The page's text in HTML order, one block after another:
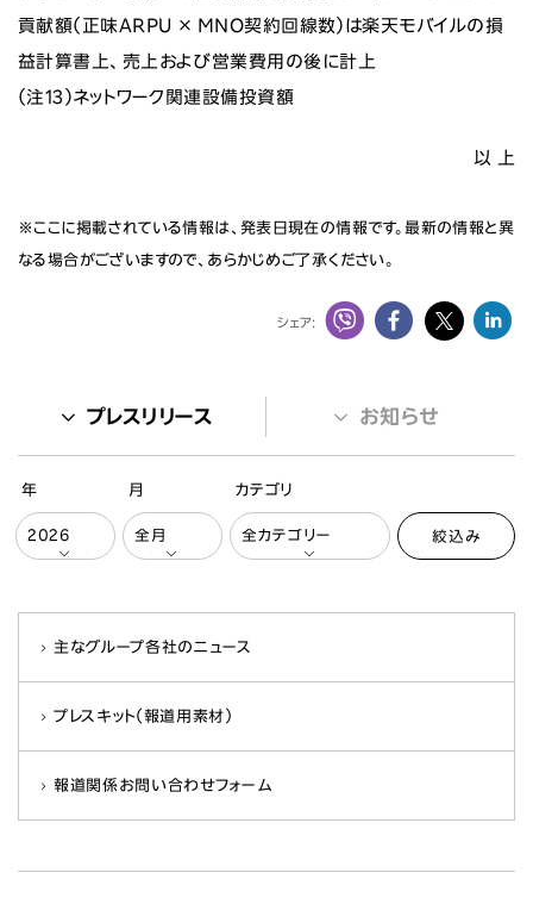
貢献額（正味ARPU × MNO契約回線数）は楽天モバイルの損
益計算書上、売上および営業費用の後に計上
（注13）ネットワーク関連設備投資額
以 上
※ここに掲載されている情報は、発表日現在の情報です。最新の情報と異
なる場合がございますので、あらかじめご了承ください。
シェア:
プレスリリース お知らせ
年 月 カテゴリ
絞込み
主なグループ各社のニュース
プレスキット（報道用素材）
報道関係お問い合わせフォーム